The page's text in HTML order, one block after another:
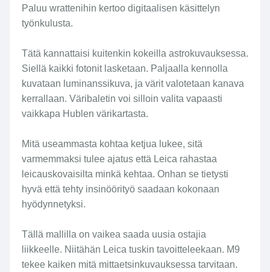
Paluu wrattenihin kertoo digitaalisen käsittelyn
työnkulusta.
Tätä kannattaisi kuitenkin kokeilla astrokuvauksessa.
Siellä kaikki fotonit lasketaan. Paljaalla kennolla
kuvataan luminanssikuva, ja värit valotetaan kanava
kerrallaan. Väribaletin voi silloin valita vapaasti
vaikkapa Hublen värikartasta.
Mitä useammasta kohtaa ketjua lukee, sitä
varmemmaksi tulee ajatus että Leica rahastaa
leicauskovaisilta minkä kehtaa. Onhan se tietysti
hyvä että tehty insinöörityö saadaan kokonaan
hyödynnetyksi.
Tällä mallilla on vaikea saada uusia ostajia
liikkeelle. Niitähän Leica tuskin tavoitteleekaan. M9
tekee kaiken mitä mittaetsinkuvauksessa tarvitaan.